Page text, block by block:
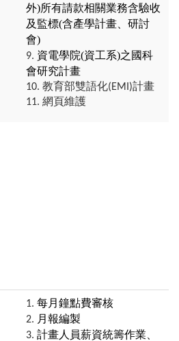
外)所有請款相關業務含驗收
及監標(含產學計畫、研討
會)
資電學院(資工系)之國科
會研究計畫
教育部雙語化(EMI)計畫
網頁維護
每月鐘點費審核
月報編製
計畫人員薪資統籌作業、